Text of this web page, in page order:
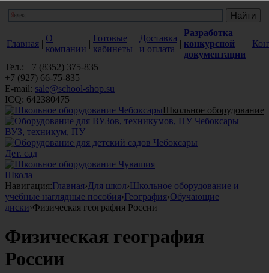
Главная |
О
компании
|
Готовые
кабинеты
|
Доставка
и оплата
|
Разработка
конкурсной
документации
|
Тел.: +7 (8352) 375-835
+7 (927) 66-75-835
E-mail: sale@school-shop.su
ICQ: 642380475
Школьное оборудование
ВУЗ, техникум, ПУ
Дет. сад
Школа
Навигация:Главная›Для школ›Школьное оборудование и
учебные наглядные пособия›География›Обучающие
диски›Физическая география России
Физическая география
России